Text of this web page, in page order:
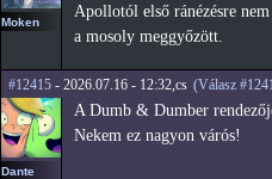
Moken
Apollotól első ránézésre
a mosoly meggyőzött.
#12415 - 2026.07.16 - 12:32,cs (Válasz
Dante
A Dumb & Dumber
Nekem ez nagyon várós!